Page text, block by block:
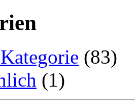
(83)
(1)